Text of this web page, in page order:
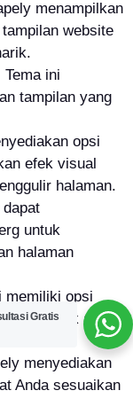
menampilkan
website
Tema ini
tampilan yang
opsi
efek visual
halaman.
dapat
untuk
halaman
memiliki opsi
merek atau
menyediakan
Anda sesuaikan
Gratis